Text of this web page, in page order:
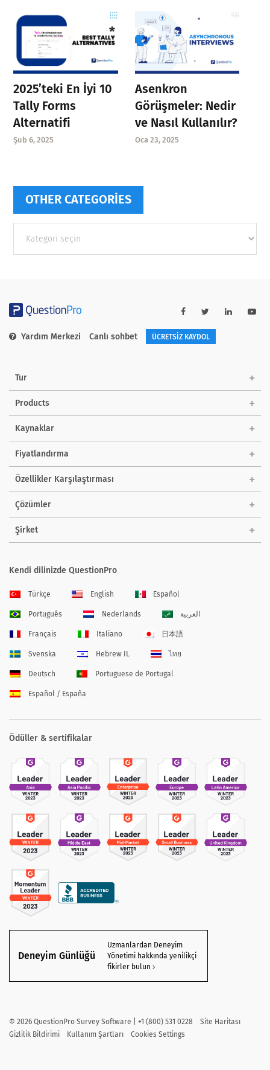
2025’teki En İyi 10
Tally Forms
Alternatifi
Şub 6, 2025
Asenkron
Görüşmeler: Nedir
ve Nasıl Kullanılır?
Oca 23, 2025
OTHER CATEGORIES
categories
Yardım Merkezi Canlı sohbet ÜCRETSİZ KAYDOL
Tur
Products
Kaynaklar
Fiyatlandırma
Özellikler Karşılaştırması
Çözümler
Şirket
Kendi dilinizde QuestionPro
Türkçe English Español
Português Nederlands العربية
Français Italiano 日本語
Svenska Hebrew IL ไทย
Deutsch Portuguese de Portugal
Español / España
Ödüller & sertifikalar
Deneyim Günlüğü
Uzmanlardan Deneyim
Yönetimi hakkında yenilikçi
fikirler bulun
© 2026 QuestionPro Survey Software | +1 (800) 531 0228
Site Haritası
Gizlilik Bildirimi
Kullanım Şartları Cookies Settings